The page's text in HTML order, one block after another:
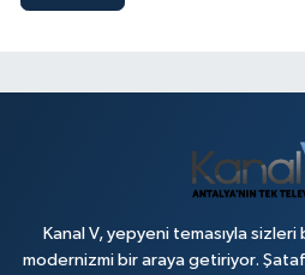
Kanal V, yepyeni temasıyla
modernizmi bir araya getiriyor.